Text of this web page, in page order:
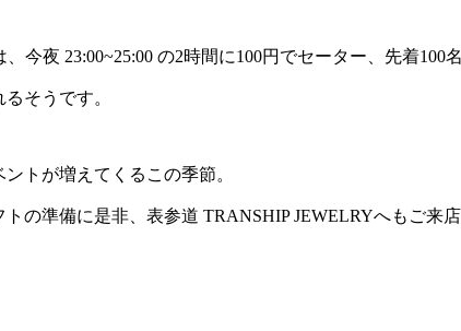
、今夜 23:00~25:00 の2時間に100円でセーター、先着100
そうです。
トが増えてくるこの季節。
トの準備に是非、表参道 TRANSHIP JEWELRYへもご